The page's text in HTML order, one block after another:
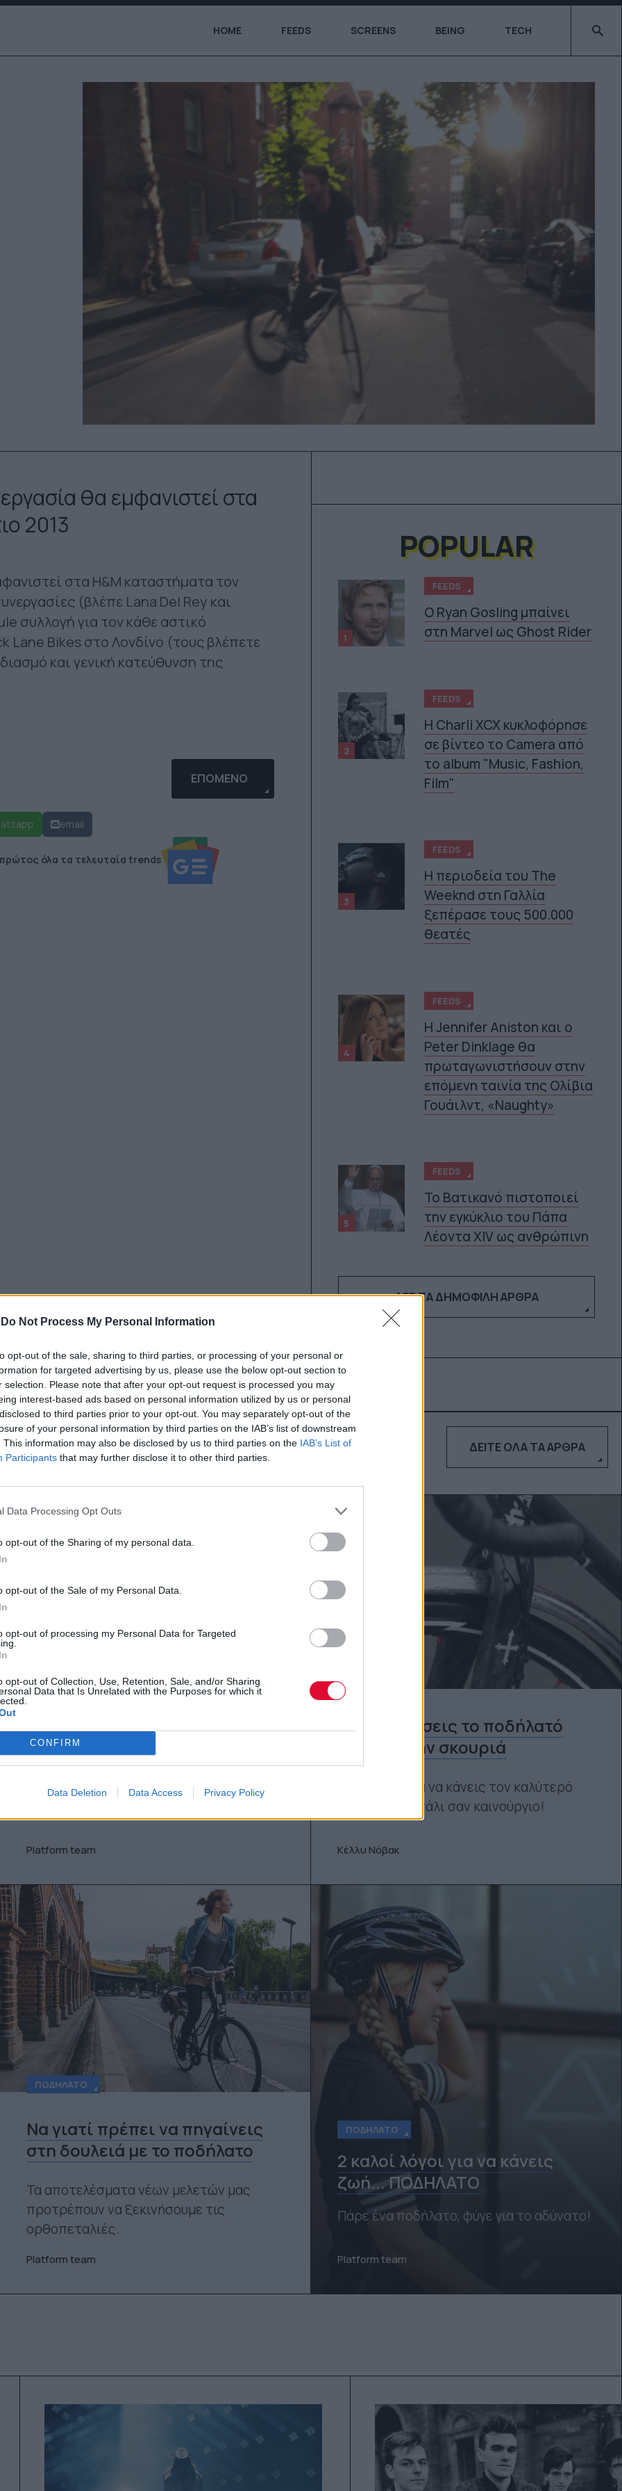
Do Not Process My Personal Information
opt-out of the sale, sharing to third parties, or processing of your personal or
for targeted advertising by us, please use the below opt-out section to
selection. Please note that after your opt-out request is processed you may
interest-based ads based on personal information utilized by us or personal
to third parties prior to your opt-out. You may separately opt-out of the
of your personal information by third parties on the IAB’s list of downstream
This information may also be disclosed by us to third parties on the IAB’s List of
Participants that may further disclose it to other third parties.
Data Processing Opt Outs
opt-out of the Sharing of my personal data.
opt-out of the Sale of my Personal Data.
opt-out of processing my Personal Data for Targeted
opt-out of Collection, Use, Retention, Sale, and/or Sharing
Data that Is Unrelated with the Purposes for which it
CONFIRM
Data Deletion Data Access Privacy Policy
HOME FEEDS SCREENS BEING TECH Type
θα εμφανιστεί στα
2013
στα H&M καταστήματα τον
(βλέπε Lana Del Rey και
συλλογή για τον κάθε αστικό
Bikes στο Λονδίνο (τους βλέπετε
και γενική κατεύθυνση της
MOVIE (TRAILERS 1-5) ΕΠΌΜΕΝΟ ΆΡΘΡΟ: RED BULL MINI DROME ΣΕ ΜΌΝΤΡΕΑΛ ΚΑΙ ΤΟΡΌΝΤΟ
ΕΠΌΜΕΝΟ
email
όλα τα τελευταία trends
POPULAR
1
FEEDS
Ο Ryan Gosling μπαίνει
στη Marvel ως Ghost Rider
2
FEEDS
H Charli XCX κυκλοφόρησε
σε βίντεο το Camera από
το album "Music, Fashion,
Film"
3
FEEDS
Η περιοδεία του The
Weeknd στη Γαλλία
ξεπέρασε τους 500.000
θεατές
4
FEEDS
Η Jennifer Aniston και ο
Peter Dinklage θα
πρωταγωνιστήσουν στην
επόμενη ταινία της Ολίβια
Γουάιλντ, «Naughty»
5
FEEDS
Το Βατικανό πιστοποιεί
την εγκύκλιο του Πάπα
Λέοντα XIV ως ανθρώπινη
ΔΕΣ ΤΑ ΔΗΜΟΦΙΛΉ ΆΡΘΡΑ
ΠΟΔΉΛΑΤΟ
5 λόγοι να ξεκινήσεις ποδήλατο
Platform team
Πώς να σώσεις το ποδήλατό
σου από την σκουριά
Βήμα-βήμα για να κάνεις τον καλύτερό
σου φίλο και πάλι σαν καινούργιο!
Κέλλυ Νόβακ
ΠΟΔΉΛΑΤΟ
Να γιατί πρέπει να πηγαίνεις
στη δουλειά με το ποδήλατο
Τα αποτελέσματα νέων μελετών μας
προτρέπουν να ξεκινήσουμε τις
ορθοπεταλιές.
Platform team
ΠΟΔΉΛΑΤΟ
2 καλοί λόγοι για να κάνεις
ζωή... ΠΟΔΗΛΑΤΟ
Πάρε ένα ποδήλατο, φύγε για το αδύνατο!
Platform team
ΔΕΊΤΕ ΌΛΑ ΤΑ ΆΡΘΡΑ